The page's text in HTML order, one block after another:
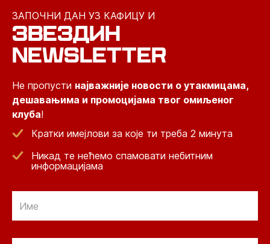
ЗАПОЧНИ ДАН УЗ КАФИЦУ И
ЗВЕЗДИН
NEWSLETTER
Не пропусти најважније новости о утакмицама,
дешавањима и промоцијама твог омиљеног
клуба!
Кратки имејлови за које ти треба 2 минута
Никад те нећемо спамовати небитним
информацијама